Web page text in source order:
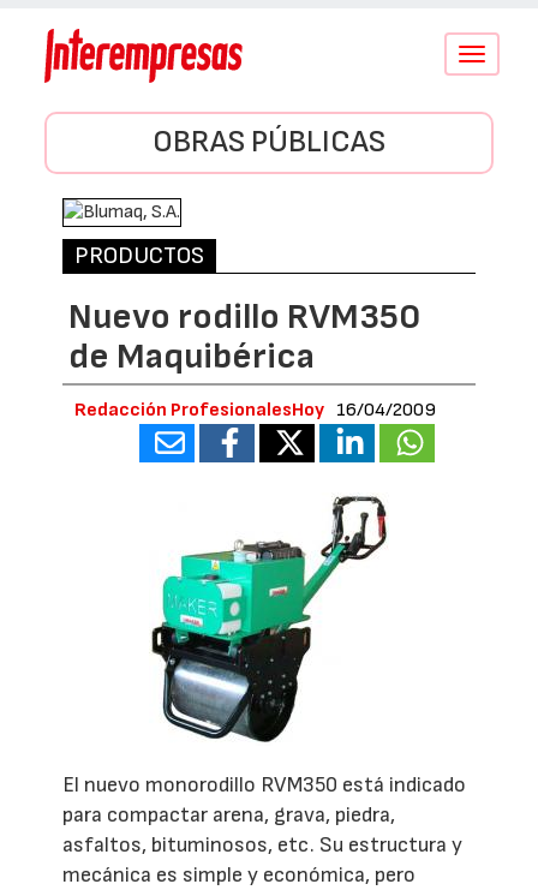
Conmutar
OBRAS PÚBLICAS
PRODUCTOS
Nuevo rodillo RVM350
de Maquibérica
Redacción ProfesionalesHoy 16/04/2009
El nuevo monorodillo RVM350 está indicado
para compactar arena, grava, piedra,
asfaltos, bituminosos, etc. Su estructura y
mecánica es simple y económica, pero